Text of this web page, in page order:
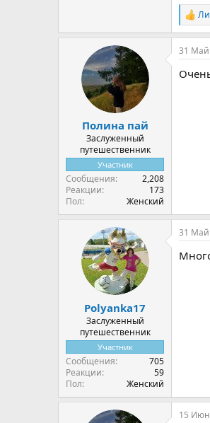
Р
е
а
к
и
Полина пай
Заслуженный
путешественник
Участник
Сообщения
2,208
Реакции
173
Пол
Женский
31 Май
Polyanka17
Заслуженный
путешественник
Участник
Сообщения
705
Реакции
59
Пол
Женский
31 Май
15